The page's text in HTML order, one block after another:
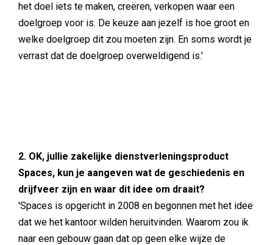
het doel iets te maken, creëren, verkopen waar een
doelgroep voor is. De keuze aan jezelf is hoe groot en
welke doelgroep dit zou moeten zijn. En soms wordt je
verrast dat de doelgroep overweldigend is.'
2. OK, jullie zakelijke dienstverleningsproduct
Spaces, kun je aangeven wat de geschiedenis en
drijfveer zijn en waar dit idee om draait?
'Spaces is opgericht in 2008 en begonnen met het idee
dat we het kantoor wilden heruitvinden. Waarom zou ik
naar een gebouw gaan dat op geen elke wijze de